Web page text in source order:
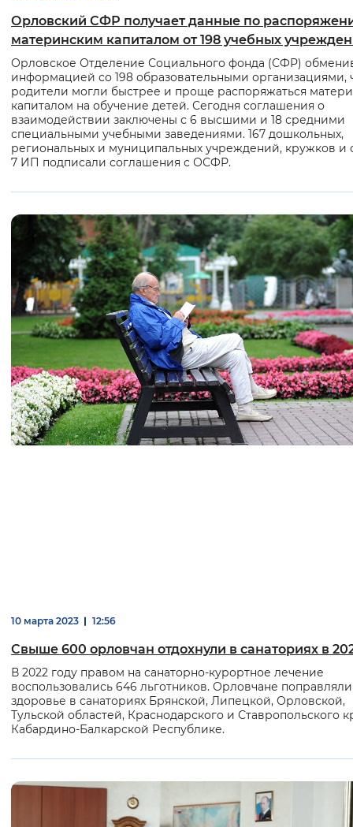
Орловский СФР получает данные по
материнским капиталом от 198 учебных
Орловское Отделение Социального фонда (СФР)
информацией со 198 образовательными организациями,
родители могли быстрее и проще распоряжаться
капиталом на обучение детей. Сегодня соглашения о
взаимодействии заключены с 6 высшими и 18 средними
специальными учебными заведениями. 167 дошкольных,
региональных и муниципальных учреждений, кружков и
7 ИП подписали соглашения с ОСФР.
10 марта 2023 12:56
Свыше 600 орловчан отдохнули в санаториях в
В 2022 году правом на санаторно-курортное лечение
воспользовались 646 льготников. Орловчане
здоровье в санаториях Брянской, Липецкой, Орловской,
Тульской областей, Краснодарского и Ставропольского
Кабардино-Балкарской Республике.